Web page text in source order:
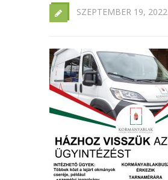
SZEPTEMBER 19, 2022